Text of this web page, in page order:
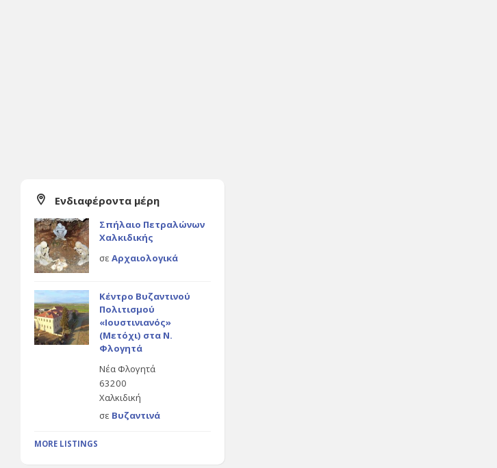
Ενδιαφέροντα μέρη
Σπήλαιο Πετραλώνων
Χαλκιδικής
σε Αρχαιολογικά
Κέντρο Βυζαντινού
Πολιτισμού
«Ιουστινιανός»
(Μετόχι) στα Ν.
Φλογητά
Νέα Φλογητά
63200
Χαλκιδική
σε Βυζαντινά
MORE LISTINGS